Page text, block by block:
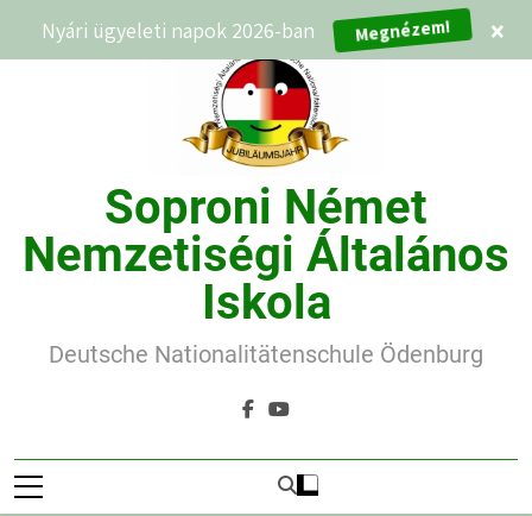
Soproni Német
Nemzetiségi Általános
Iskola
Deutsche Nationalitätenschule Ödenburg
Nyári ügyeleti napok 2026-ban Megnézem! ×